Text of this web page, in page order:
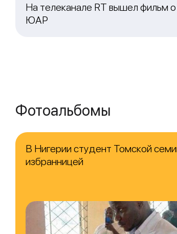
На телеканале RT вышел фильм
ЮАР
Фотоальбомы
В Нигерии студент Томской
избранницей